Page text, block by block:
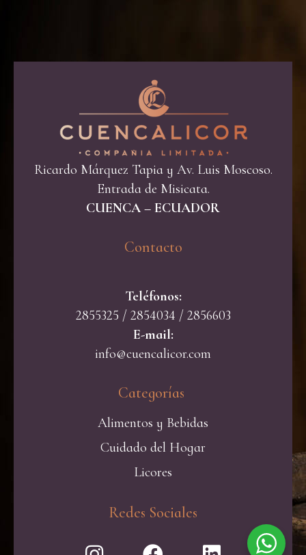
Ricardo Márquez Tapia y Av. Luis Moscoso.
Entrada de Misicata.
CUENCA – ECUADOR
Contacto​
Teléfonos:
2855325 / 2854034 / 2856603
E-mail:
info@cuencalicor.com
Categorías ​
Alimentos y Bebidas
Cuidado del Hogar
Licores
Redes Sociales